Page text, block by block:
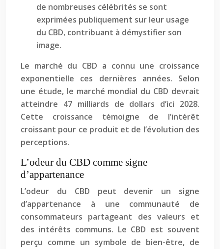
de nombreuses célébrités se sont
exprimées publiquement sur leur usage
du CBD, contribuant à démystifier son
image.
Le marché du CBD a connu une croissance
exponentielle ces dernières années. Selon
une étude, le marché mondial du CBD devrait
atteindre 47 milliards de dollars d’ici 2028.
Cette croissance témoigne de l’intérêt
croissant pour ce produit et de l’évolution des
perceptions.
L’odeur du CBD comme signe
d’appartenance
L’odeur du CBD peut devenir un signe
d’appartenance à une communauté de
consommateurs partageant des valeurs et
des intérêts communs. Le CBD est souvent
perçu comme un symbole de bien-être, de